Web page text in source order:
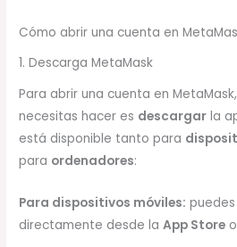
Cómo abrir una cuenta en
1. Descarga MetaMask
Para abrir una cuenta en
necesitas hacer es descargar la
está disponible tanto para
para ordenadores:
Para dispositivos móviles:
directamente desde laApp Store o